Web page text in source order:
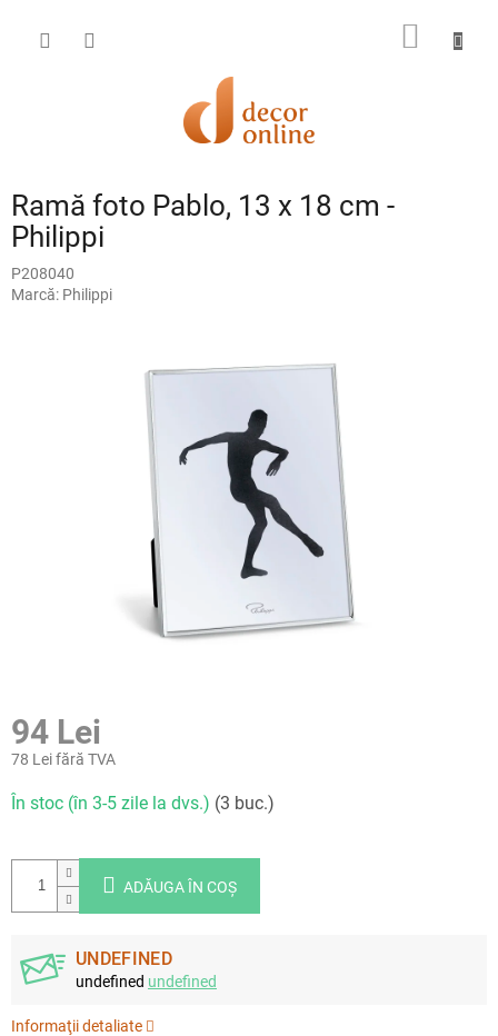
conținut
COŞ
Ramă foto Pablo, 13 x 18 cm -
Philippi
P208040
Marcă: Philippi
94 Lei
78 Lei fără TVA
Evaluare
preţ:
În stoc (în 3-5 zile la dvs.) (3 buc.)
ADĂUGA ÎN COŞ
UNDEFINED
undefined undefined
Informaţii detaliate